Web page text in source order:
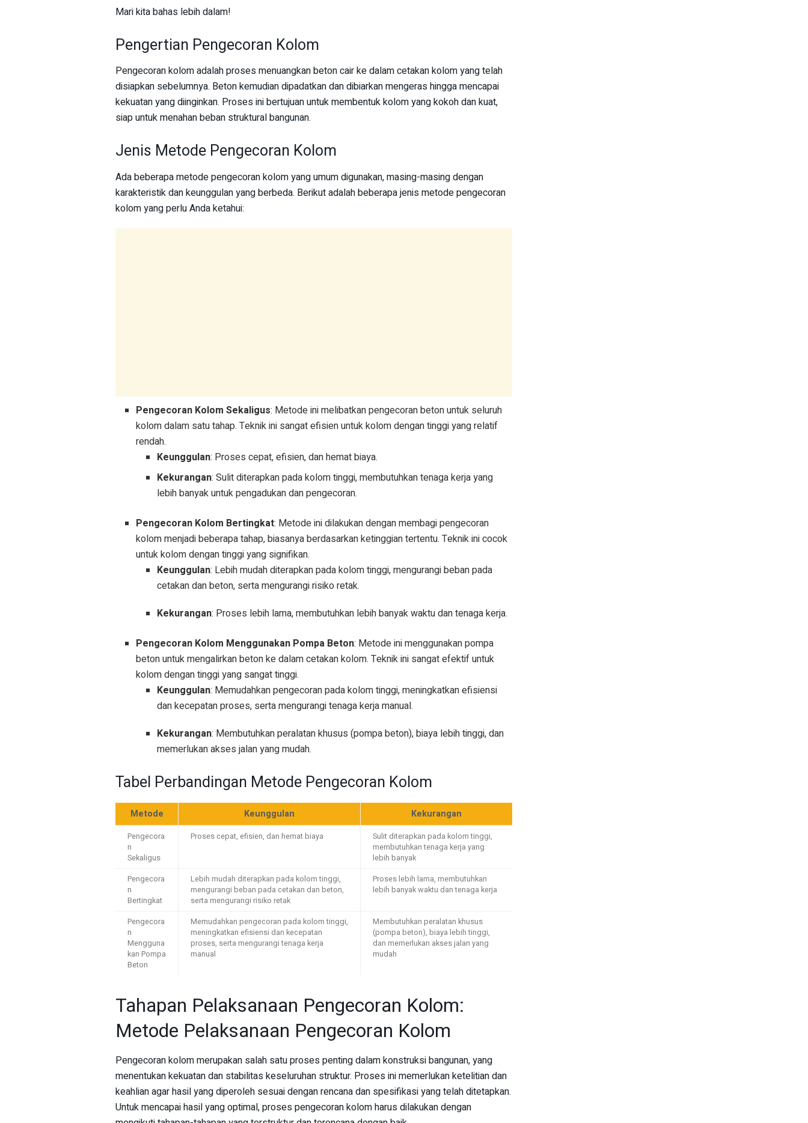
Mari kita bahas lebih dalam!
Pengertian Pengecoran Kolom
Pengecoran kolom adalah proses menuangkan beton cair ke dalam cetakan kolom yang telah
disiapkan sebelumnya. Beton kemudian dipadatkan dan dibiarkan mengeras hingga mencapai
kekuatan yang diinginkan. Proses ini bertujuan untuk membentuk kolom yang kokoh dan kuat,
siap untuk menahan beban struktural bangunan.
Jenis Metode Pengecoran Kolom
Ada beberapa metode pengecoran kolom yang umum digunakan, masing-masing dengan
karakteristik dan keunggulan yang berbeda. Berikut adalah beberapa jenis metode pengecoran
kolom yang perlu Anda ketahui:
Pengecoran Kolom Sekaligus: Metode ini melibatkan pengecoran beton untuk seluruh
kolom dalam satu tahap. Teknik ini sangat efisien untuk kolom dengan tinggi yang relatif
rendah.
Keunggulan: Proses cepat, efisien, dan hemat biaya.
Kekurangan: Sulit diterapkan pada kolom tinggi, membutuhkan tenaga kerja yang
lebih banyak untuk pengadukan dan pengecoran.
Pengecoran Kolom Bertingkat: Metode ini dilakukan dengan membagi pengecoran
kolom menjadi beberapa tahap, biasanya berdasarkan ketinggian tertentu. Teknik ini cocok
untuk kolom dengan tinggi yang signifikan.
Keunggulan: Lebih mudah diterapkan pada kolom tinggi, mengurangi beban pada
cetakan dan beton, serta mengurangi risiko retak.
Kekurangan: Proses lebih lama, membutuhkan lebih banyak waktu dan tenaga kerja.
Pengecoran Kolom Menggunakan Pompa Beton: Metode ini menggunakan pompa
beton untuk mengalirkan beton ke dalam cetakan kolom. Teknik ini sangat efektif untuk
kolom dengan tinggi yang sangat tinggi.
Keunggulan: Memudahkan pengecoran pada kolom tinggi, meningkatkan efisiensi
dan kecepatan proses, serta mengurangi tenaga kerja manual.
Kekurangan: Membutuhkan peralatan khusus (pompa beton), biaya lebih tinggi, dan
memerlukan akses jalan yang mudah.
Tabel Perbandingan Metode Pengecoran Kolom
Metode Keunggulan Kekurangan
Pengecora
n
Sekaligus
Proses cepat, efisien, dan hemat biaya
Sulit diterapkan pada kolom tinggi,
membutuhkan tenaga kerja yang
lebih banyak
Pengecora
n
Bertingkat
Lebih mudah diterapkan pada kolom tinggi,
mengurangi beban pada cetakan dan beton,
serta mengurangi risiko retak
Proses lebih lama, membutuhkan
lebih banyak waktu dan tenaga kerja
Pengecora
n
Mengguna
kan Pompa
Beton
Memudahkan pengecoran pada kolom tinggi,
meningkatkan efisiensi dan kecepatan
proses, serta mengurangi tenaga kerja
manual
Membutuhkan peralatan khusus
(pompa beton), biaya lebih tinggi,
dan memerlukan akses jalan yang
mudah
Tahapan Pelaksanaan Pengecoran Kolom:
Metode Pelaksanaan Pengecoran Kolom
Pengecoran kolom merupakan salah satu proses penting dalam konstruksi bangunan, yang
menentukan kekuatan dan stabilitas keseluruhan struktur. Proses ini memerlukan ketelitian dan
keahlian agar hasil yang diperoleh sesuai dengan rencana dan spesifikasi yang telah ditetapkan.
Untuk mencapai hasil yang optimal, proses pengecoran kolom harus dilakukan dengan